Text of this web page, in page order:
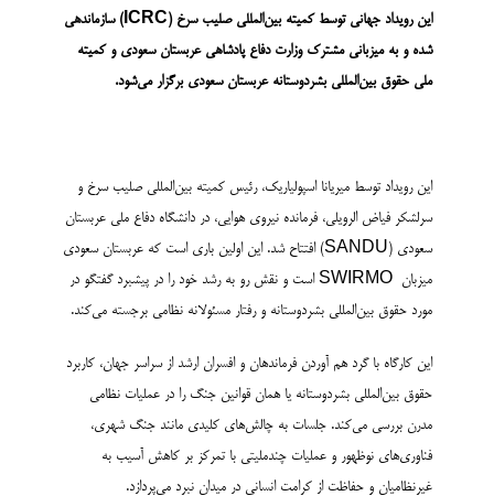
این رویداد جهانی توسط کمیته‌ بین‌المللی صلیب سرخ (ICRC)
سازماندهی
شده و به میزبانی مشترک وزارت دفاع پادشاهی عربستان سعودی و کمیته
ملی حقوق بین‌المللی بشردوستانه عربستان سعودی برگزار می‌شود.
این رویداد توسط میریانا اسپولیاریک، رئیس کمیته بین‌المللی صلیب سرخ و
سرلشکر فیاض الرویلی، فرمانده نیروی هوایی، در دانشگاه دفاع ملی عربستان
سعودی (SANDU) افتتاح شد. این اولین باری است که عربستان سعودی
میزبان SWIRMO است و نقش رو به رشد خود را در پیشبرد گفتگو در
مورد حقوق بین‌المللی بشردوستانه و رفتار مسئولانه نظامی برجسته می‌کند.
این کارگاه با گرد هم آوردن فرماندهان و افسران ارشد از سراسر جهان، کاربرد
حقوق بین‌المللی بشردوستانه یا همان قوانین جنگ را در عملیات نظامی
مدرن بررسی می‌کند. جلسات به چالش‌های کلیدی مانند جنگ شهری،
فناوری‌های نوظهور و عملیات چندملیتی با تمرکز بر کاهش آسیب به
غیرنظامیان و حفاظت از کرامت انسانی در میدان نبرد می‌پردازد.